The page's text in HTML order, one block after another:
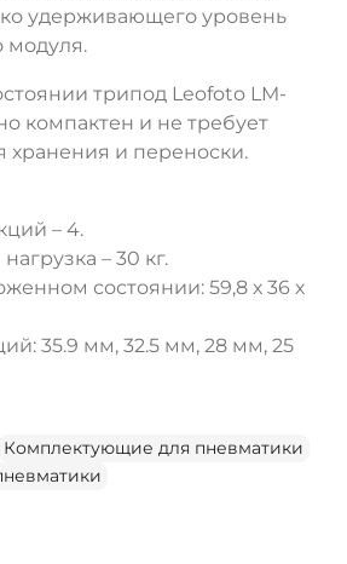
удерживающего уровень
модуля.
трипод Leofoto LM-
компактен и не требует
хранения и переноски.
– 4.
– 30 кг.
состоянии: 59,8 х 36 х
35.9 мм, 32.5 мм, 28 мм, 25
Комплектующие для пневматики